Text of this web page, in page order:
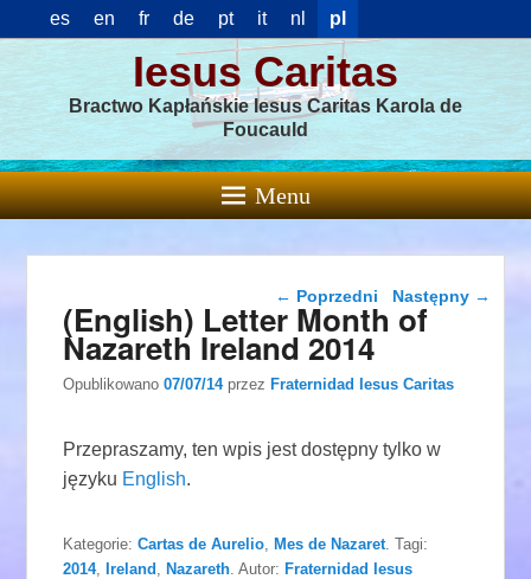
es en fr de pt it nl pl
Iesus Caritas
Bractwo Kapłańskie Iesus Caritas Karola de
Foucauld
Menu
Nawigacja wpisu
← Poprzedni Następny →
(English) Letter Month of
Nazareth Ireland 2014
Opublikowano07/07/14 przezFraternidad Iesus Caritas
Przepraszamy, ten wpis jest dostępny tylko w
języku English.
Kategorie:Cartas de Aurelio ,Mes de Nazaret . Tagi:
2014,Ireland ,Nazareth . Autor:Fraternidad Iesus